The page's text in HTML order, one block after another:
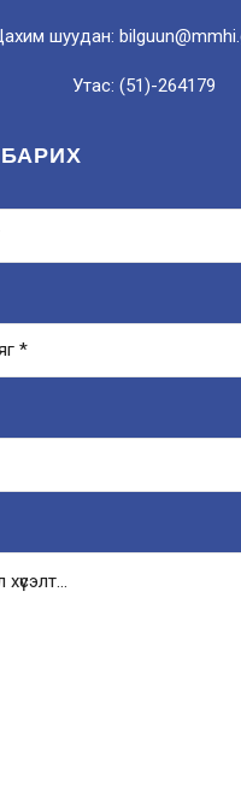
шуудан:
Утас: (51)-264179